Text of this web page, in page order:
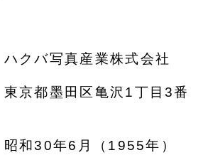
写真産業株式会社
都墨田区亀沢1丁目3番
30年6月（1955年）